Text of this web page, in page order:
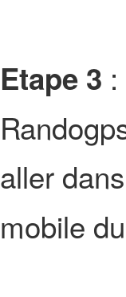
Etape 3
aller
mobile